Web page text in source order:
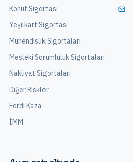
Konut Sigortası
Yeşilkart Sigortası
Mühendislik Sigortaları
Mesleki Sorumluluk Sigortaları
Nakliyat Sigortaları
Diğer Riskler
Ferdi Kaza
İMM